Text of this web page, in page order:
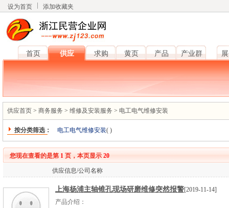
设为首页 添加收藏夹
首页 供应 求购 黄页 产品 产业群
供应首页 > 商务服务 > 维修及安装服务 > 电工电气维修安装
按分类筛选： 电工电气维修安装( )
您现在查看的是第 1 页，本页显示 20
供应信息/公司名称
上海杨浦主轴锥孔现场研磨维修突然报警[2019-11-14]
产品介绍：